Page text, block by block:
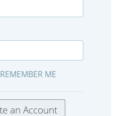
REMEMBER ME